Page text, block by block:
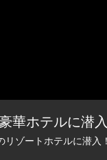
華ホテルに潜
ゾートホテルに潜入